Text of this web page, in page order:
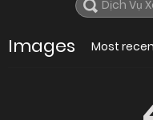
Images Most